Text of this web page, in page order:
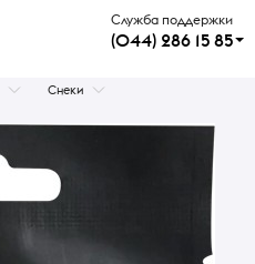
Служба поддержки
(044) 286 15 85
Снеки